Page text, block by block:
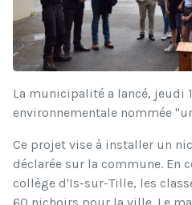
La municipalité a lancé, jeudi
environnementale nommée
Ce projet vise à installer un
déclarée sur la commune. En
collège d'Is-sur-Tille, les